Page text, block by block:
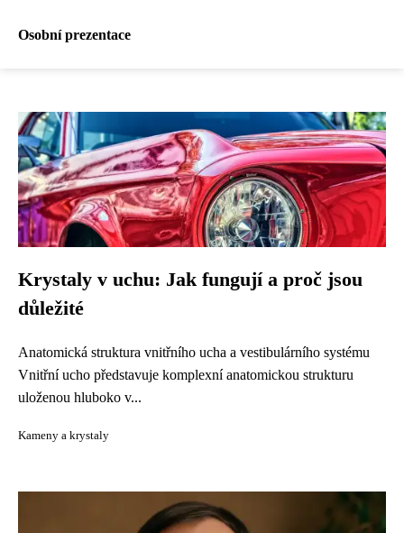
Osobní prezentace
Krystaly v uchu: Jak fungují a proč jsou
důležité
Anatomická struktura vnitřního ucha a vestibulárního systému
Vnitřní ucho představuje komplexní anatomickou strukturu
uloženou hluboko v...
Kameny a krystaly